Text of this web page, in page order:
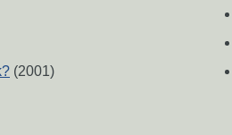
(2001)